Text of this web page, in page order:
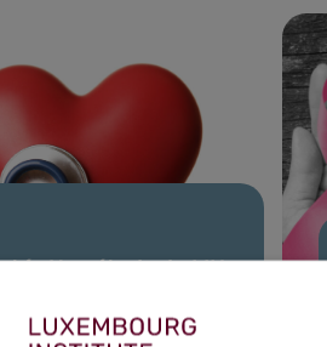
: Une étude du LIH
l’exposition
et les risques